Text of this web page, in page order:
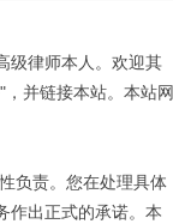
级律师本人。欢迎其
并链接本站。本站网
负责。您在处理具体
作出正式的承诺。本